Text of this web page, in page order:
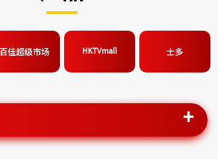
百佳超级市场 HKTVmall 士多